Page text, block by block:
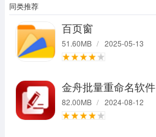
同类推荐
百页窗
51.60MB / 2025-05-13
金舟批量重命名软件
82.00MB / 2024-08-12